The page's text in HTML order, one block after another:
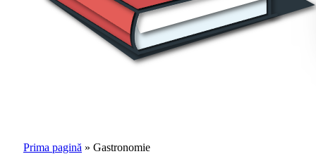
Prima pagină » Gastronomie